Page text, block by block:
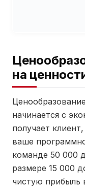
на
начинается с
получает
ваше
команде 50 000
размере 15 000
чистую прибыль